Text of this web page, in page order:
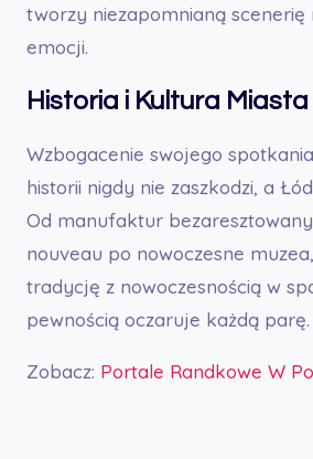
tworzy niezapomnianą scenerię
emocji.
Historia i Kultura Miasta
Wzbogacenie swojego
historii nigdy nie zaszkodzi, a
Od manufaktur
nouveau po nowoczesne
tradycję z nowoczesnością w
pewnością oczaruje każdą parę.
Zobacz: Portale Randkowe W